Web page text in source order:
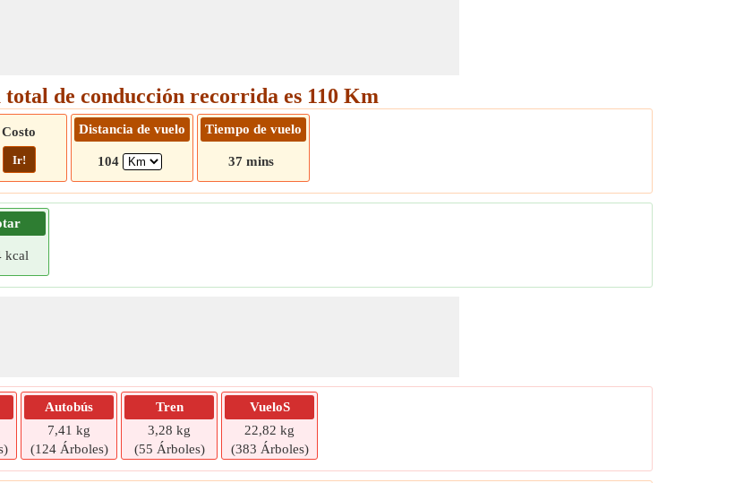
de conducción recorrida es 110 Km
Costo
Ir!
Distancia de vuelo
104
Tiempo de vuelo
37 mins
kcal
Autobús
7,41 kg
(124 Árboles)
Tren
3,28 kg
(55 Árboles)
VueloS
22,82 kg
(383 Árboles)